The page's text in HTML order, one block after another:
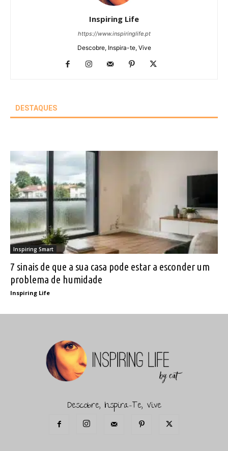
Inspiring Life
https://www.inspiringlife.pt
Descobre, Inspira-te, Vive
DESTAQUES
Inspiring Smart
7 sinais de que a sua casa pode estar a esconder um
problema de humidade
Inspiring Life
Descobre, Inspira-Te, Vive